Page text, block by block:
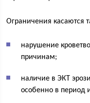
Ограничения касаются
нарушение
причинам;
наличие в ЭКТ
особенно в период